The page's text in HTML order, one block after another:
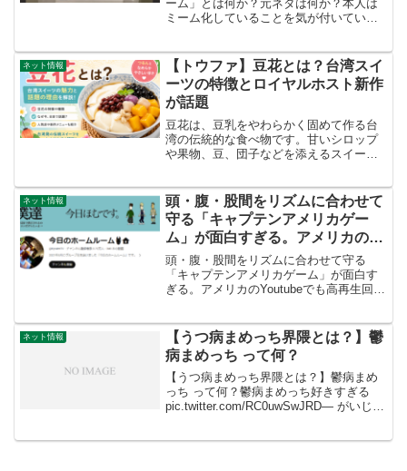
さん、TiktokやYoutubeで人気の
る
ーム」とは何か？元ネタは何か？本人は
ミーム化していることを気が付いていな
コーミームなどについて...
ネット情報
【トウファ】豆花とは？台湾スイ
ーツの特徴とロイヤルホスト新作
が話題
豆花は、豆乳をやわらかく固めて作る台
湾の伝統的な食べ物です。甘いシロップ
や果物、豆、団子などを添えるスイーツ
た理由、代表的な食べ方を簡単に紹介し
ます。豆花とは？豆花は、豆...
ネット情報
頭・腹・股間をリズムに合わせて
守る「キャプテンアメリカゲー
ム」が面白すぎる。アメリカの
Youtubeでも高再生回数！Tikitok
で有名な「今日のホームルーム」
を調べる。
頭・腹・股間をリズムに合わせて守る
「キャプテンアメリカゲーム」が面白す
ぎる。アメリカのYoutubeでも高再生回
ート動画。海外の切り取り動画なのだ
が、どう見ても...
ネット情報
【うつ病まめっち界隈とは？】鬱
病まめっち って何？
【うつ病まめっち界隈とは？】鬱病まめ
っち って何？鬱病まめっち好きすぎる
pic.twitter.com/RC0uwSwJRD— がいじん